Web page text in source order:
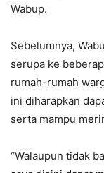
Wabup.
Sebelumnya,
serupa ke
rumah-rumah
ini diharapkan
serta mampu
“Walaupun tidak